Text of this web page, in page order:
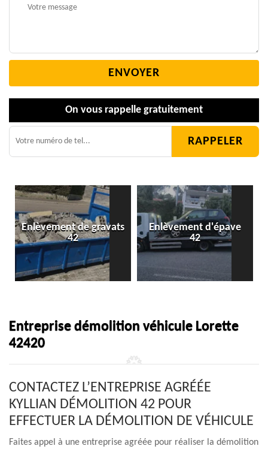
On vous rappelle gratuitement
Enlèvement de gravats
42
Enlèvement d'épave
42
Entreprise démolition véhicule Lorette
42420
CONTACTEZ L’ENTREPRISE AGRÉÉE
KYLLIAN DÉMOLITION 42 POUR
EFFECTUER LA DÉMOLITION DE VÉHICULE
Faites appel à une entreprise agréée pour réaliser la démolition